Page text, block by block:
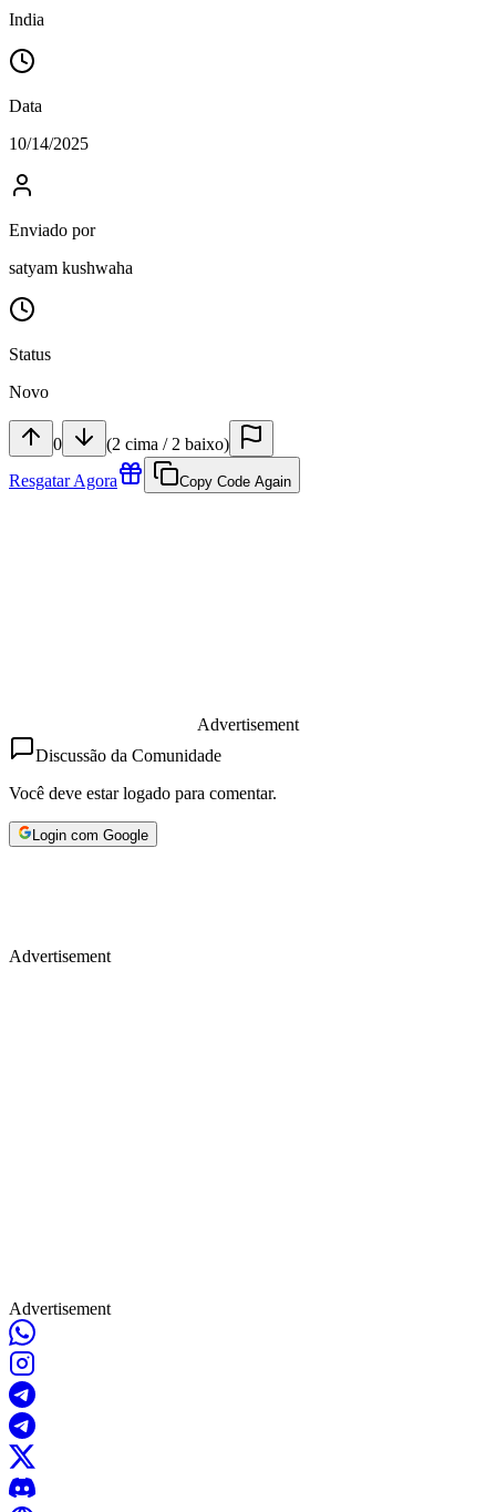
India
Data
10/14/2025
Enviado por
satyam kushwaha
Status
Novo
0 (2 cima / 2 baixo)
Resgatar Agora
Copy Code Again
Advertisement
Discussão da Comunidade
Você deve estar logado para comentar.
Login com Google
Advertisement
Advertisement